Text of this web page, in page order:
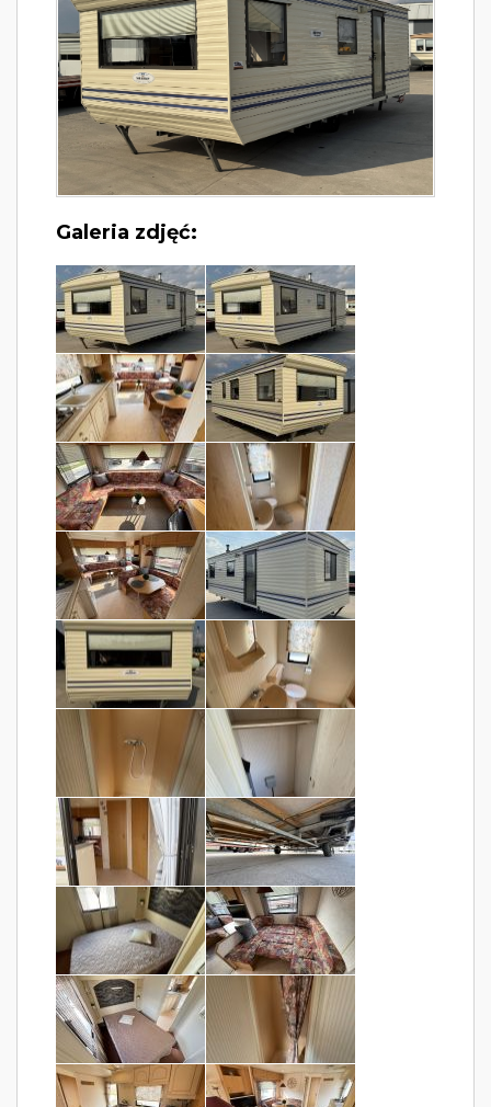
Galeria zdjęć: